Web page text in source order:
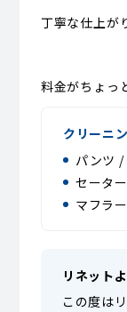
丁寧な仕上が
料金がちょっ
クリーニ
パンツ /
セータ
マフラー
リネット
この度は